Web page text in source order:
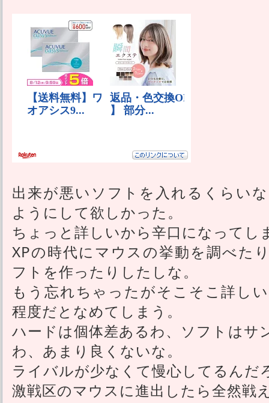
出来が悪いソフトを入れるくらい
ようにして欲しかった。
ちょっと詳しいから辛口になってし
XPの時代にマウスの挙動を調べた
フトを作ったりしたしな。
もう忘れちゃったがそこそこ詳し
程度だとなめてしまう。
ハードは個体差あるわ、ソフトはサ
わ、あまり良くないな。
ライバルが少なくて慢心してるんだ
激戦区のマウスに進出したら全然戦